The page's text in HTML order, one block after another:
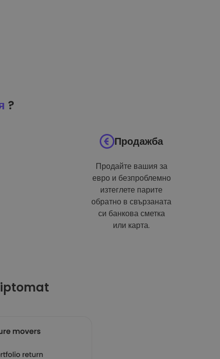
?
Продажба
Продайте вашия за
евро и безпроблемно
изтеглете парите
обратно в свързаната
си банкова сметка
или карта.